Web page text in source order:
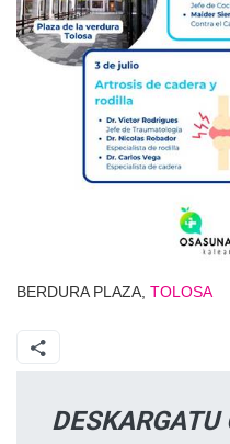
BERDURA PLAZA, TOLOSA
DESKARGATU